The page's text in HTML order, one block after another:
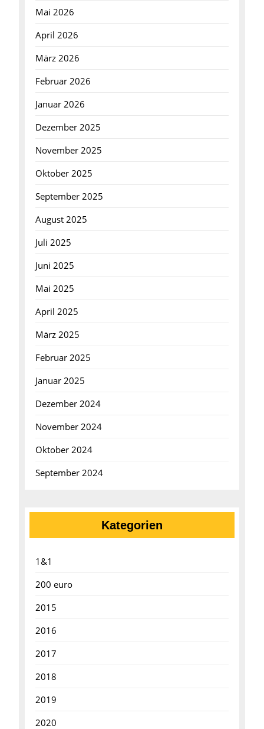
Mai 2026
April 2026
März 2026
Februar 2026
Januar 2026
Dezember 2025
November 2025
Oktober 2025
September 2025
August 2025
Juli 2025
Juni 2025
Mai 2025
April 2025
März 2025
Februar 2025
Januar 2025
Dezember 2024
November 2024
Oktober 2024
September 2024
Kategorien
1&1
200 euro
2015
2016
2017
2018
2019
2020